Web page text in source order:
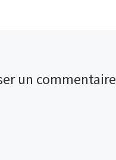
un commentaire